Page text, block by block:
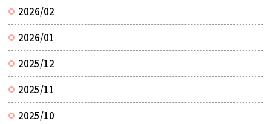
2026/02
2026/01
2025/12
2025/11
2025/10